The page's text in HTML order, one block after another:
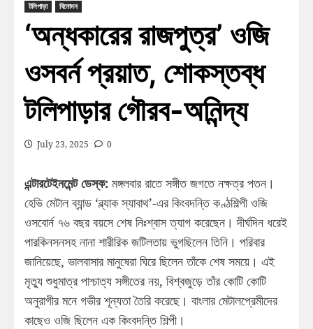
টলিপাড়া বিনোদন
‘অন্ধকারের রাজপুত্র’ ওজি
ওসবর্ন প্রয়াত, শোকস্তব্ধ
টলিপাড়ার গৌরব-অনিন্দ্য
July 23, 2025 0
এন্টারটেইনমেন্ট ডেস্ক: মঙ্গলবার রাতে সঙ্গীত জগতে নক্ষত্র পতন।
হেভি মেটাল ব্যান্ড ‘ব্ল্যাক স্যাবাথ’-এর কিংবদন্তি কণ্ঠশিল্পী ওজি
ওসবোর্ন ৭৬ বছর বয়সে শেষ নিঃশ্বাস ত্যাগ করেছেন। দীর্ঘদিন ধরেই
পারকিনসনসহ নানা শারীরিক জটিলতায় ভুগছিলেন তিনি। পরিবার
জানিয়েছে, ভালবাসার মানুষেরা ঘিরে ছিলেন তাঁকে শেষ সময়ে। এই
মৃত্যু শুধুমাত্র পাশ্চাত্য সঙ্গীতের নয়, বিশ্বজুড়ে তাঁর কোটি কোটি
অনুরাগীর মনে গভীর শূন্যতা তৈরি করেছে। বাংলার মেটালপ্রেমীদের
কাছেও ওজি ছিলেন এক কিংবদন্তি শিল্পী।